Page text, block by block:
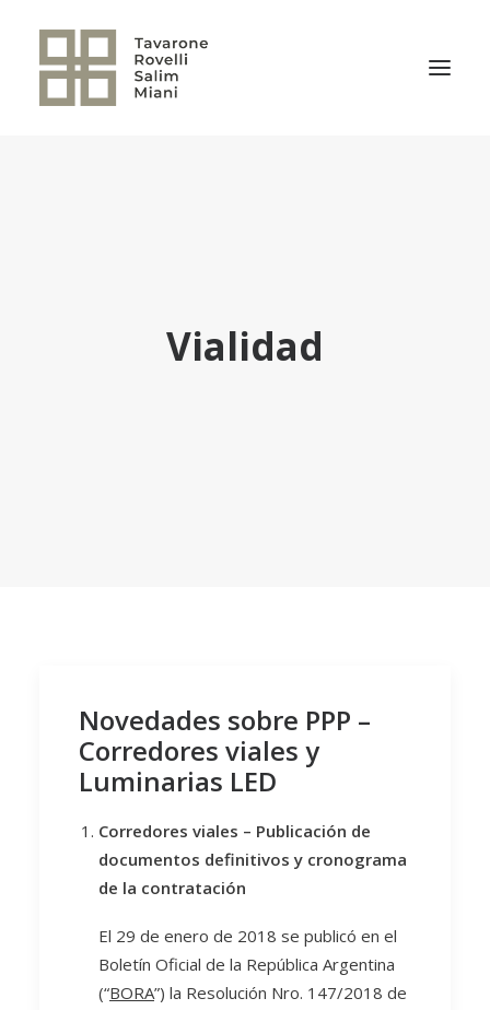
TRANSACCIONES RELEVANTES
Vialidad
Novedades sobre PPP –
Corredores viales y
Luminarias LED
Corredores viales – Publicación de
documentos definitivos y cronograma
de la contratación
El 29 de enero de 2018 se publicó en el
Boletín Oficial de la República Argentina
(“BORA”) la Resolución Nro. 147/2018 de